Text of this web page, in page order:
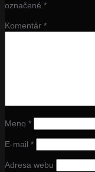
označené *
Komentár *
Meno *
E-mail *
Adresa webu